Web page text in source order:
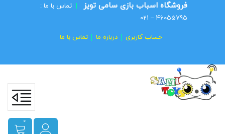
فروشگاه اسباب بازی سامی تویز | تماس با ما :
46055795 – 021
حساب کاربری درباره ما تماس با ما
0